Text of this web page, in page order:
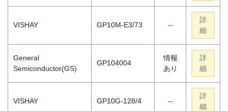
VISHAY GP10M-E3/73 --
詳
細
General
Semiconductor(GS)
GP104004
情報
あり
詳
細
VISHAY GP10G-128/4 --
詳
細